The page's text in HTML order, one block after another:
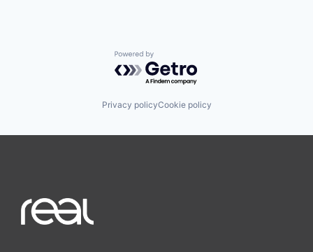
Powered by Getro.com
Privacy policyCookie policy